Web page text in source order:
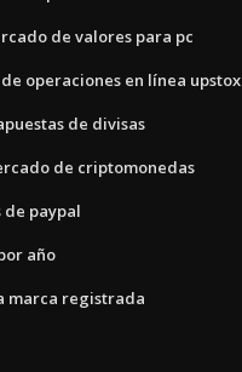
de valores para pc
operaciones en línea upstox
de divisas
de criptomonedas
de paypal
año
marca registrada